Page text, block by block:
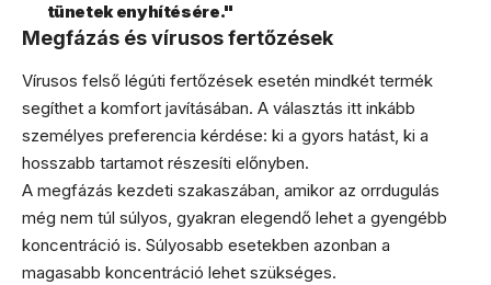
tünetek enyhítésére."
Megfázás és vírusos fertőzések
Vírusos felső légúti fertőzések esetén mindkét termék
segíthet a komfort javításában. A választás itt inkább
személyes preferencia kérdése: ki a gyors hatást, ki a
hosszabb tartamot részesíti előnyben.
A megfázás kezdeti szakaszában, amikor az orrdugulás
még nem túl súlyos, gyakran elegendő lehet a gyengébb
koncentráció is. Súlyosabb esetekben azonban a
magasabb koncentráció lehet szükséges.